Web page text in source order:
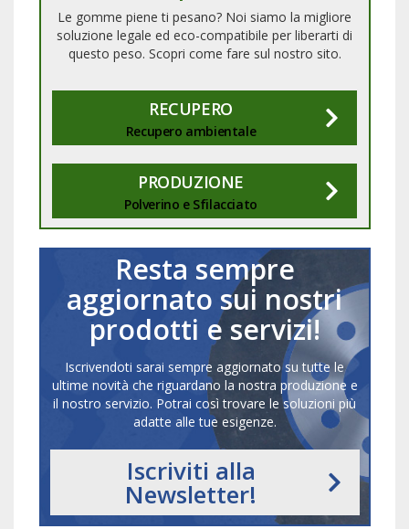
Le gomme pieneti pesano? Noi siamo la migliore
soluzione legale ed eco-compatibile per liberarti di
questo peso. Scopri come fare sul nostro sito.
RECUPERO
Recupero ambientale
PRODUZIONE
Polverino e Sfilacciato
Resta sempre
aggiornato sui nostri
prodotti e servizi!
Iscrivendoti sarai sempre aggiornato su tutte le
ultime novità che riguardano la nostra produzione e
il nostro servizio. Potrai così trovare le soluzioni più
adatte alle tue esigenze.
Iscriviti alla
Newsletter!